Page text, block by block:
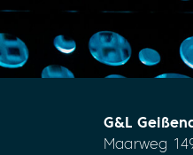
G&L
Maarweg